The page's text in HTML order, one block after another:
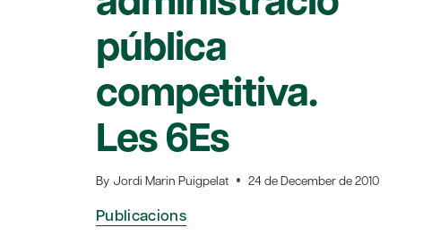
pública
competitiva.
Les 6Es
By Jordi Marin Puigpelat 24 de December de 2010
Publicacions